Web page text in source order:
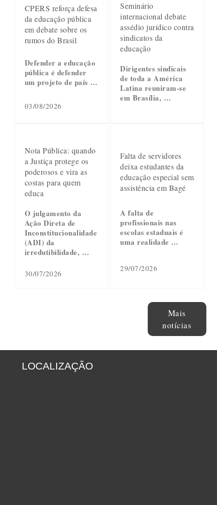
CPERS reforça defesa
da educação pública
em debate sobre os
rumos do Brasil
Defender a educação
pública é defender
um projeto de país …
03/08/2026
Seminário
internacional debate
assédio jurídico contra
sindicatos da
educação
Dirigentes sindicais
de toda a América
Latina reuniram-se
em Brasília, …
Nota Pública: quando
a Justiça protege os
poderosos e vira as
costas para quem
educa
O julgamento da
Ação Direta de
Inconstitucionalidade
(ADI) da
irredutibilidade, …
30/07/2026
Falta de servidores
deixa estudantes da
educação especial sem
assistência em Bagé
A falta de
profissionais nas
escolas estaduais é
uma realidade …
29/07/2026
Mais
notícias
LOCALIZAÇÃO